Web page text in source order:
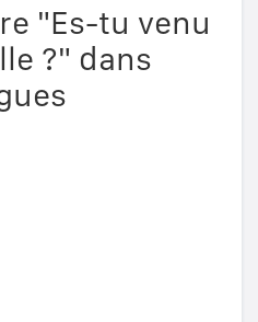
"Es-tu venu
?" dans